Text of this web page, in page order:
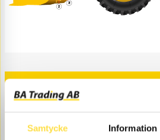
Samtycke Information
POSITION 1
POSITION 2